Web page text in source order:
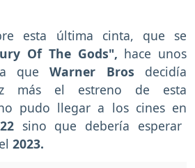
esta última cinta, que se
Of The Gods", hace unos
queWarner Bros decidía
más el estreno de esta
pudo llegar a los cines en
sino que debería esperar
2023.